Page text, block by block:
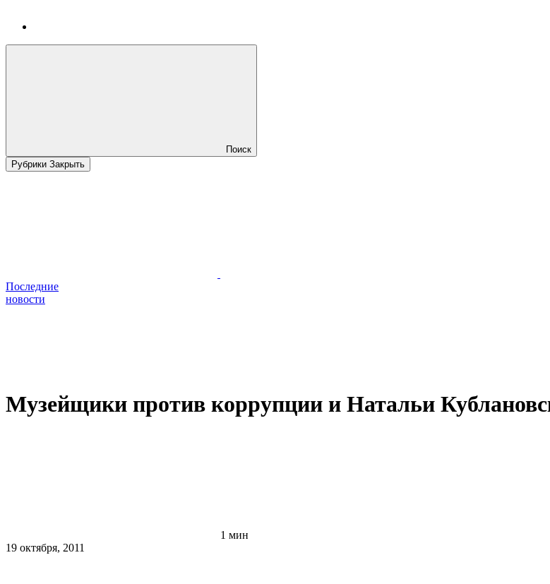
Поиск
Рубрики Закрыть
Последние
новости
Музейщики против коррупции и Натальи
1 мин
19 октября, 2011